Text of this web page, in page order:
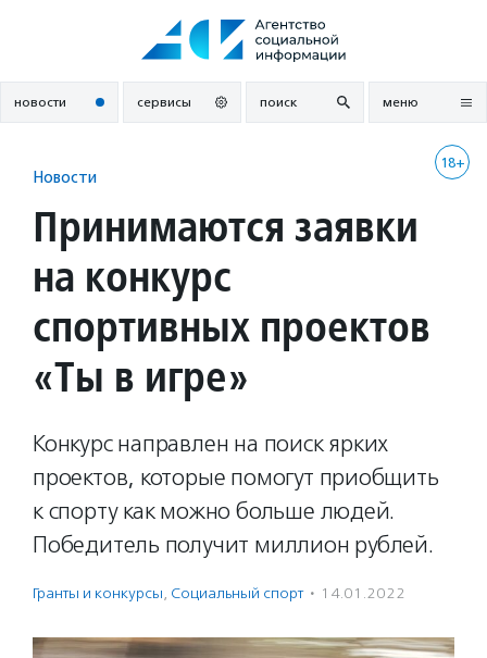
новости сервисы поиск меню
18+
Новости
Принимаются заявки
на конкурс
спортивных проектов
«Ты в игре»
Конкурс направлен на поиск ярких
проектов, которые помогут приобщить
к спорту как можно больше людей.
Победитель получит миллион рублей.
Гранты и конкурсы, Социальный спорт · 14.01.2022